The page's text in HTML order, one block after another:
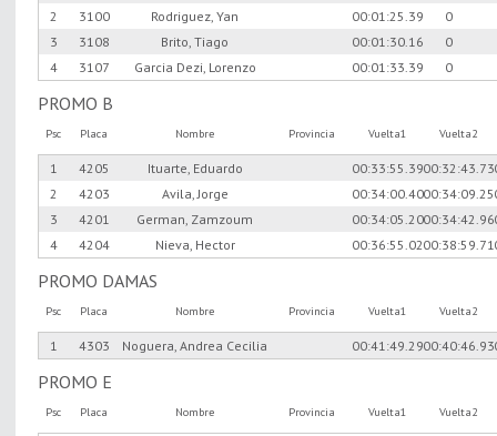
2
3100 Rodriguez, Yan 00:01:25.39
0
3
3108 Brito, Tiago 00:01:30.16
0
4
3107 Garcia Dezi, Lorenzo 00:01:33.39 0
PROMO B
Psc Placa Nombre Provincia Vuelta1 Vuelta2
1 4205 Ituarte, Eduardo 00:33:55.3900:32:43.73
2
4203 Avila, Jorge 00:34:00.4000:34:09.25
3
4201 German, Zamzoum 00:34:05.2000:34:42.96
4
4204 Nieva, Hector 00:36:55.0200:38:59.71
PROMO DAMAS
Psc Placa Nombre Provincia Vuelta1 Vuelta2
1 4303 Noguera, Andrea Cecilia 00:41:49.2900:40:46.93
PROMO E
Psc Placa Nombre Provincia Vuelta1 Vuelta2